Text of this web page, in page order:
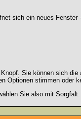
sich ein neues Fenster
Sie können sich
Optionen stimmen oder
Sie also mit Sorgfalt.